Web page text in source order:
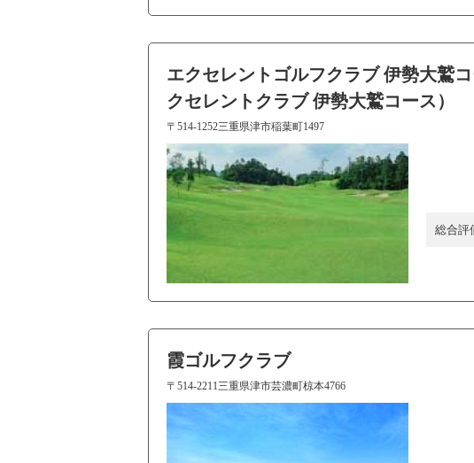
エクセレントゴルフクラブ 伊勢大鷲
クセレントクラブ 伊勢大鷲コース）
〒514-1252三重県津市稲葉町1497
総合評
霞ゴルフクラブ
〒514-2211三重県津市芸濃町椋本4766